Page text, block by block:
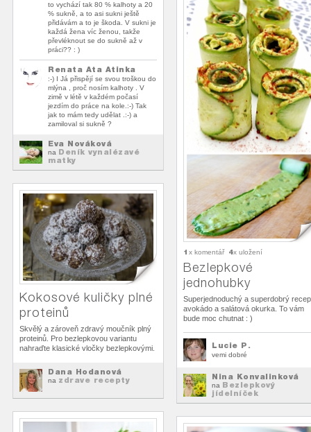
to vychází tak 80 % kalhoty a 20
% sukně, a to asi sukni ještě
přidávám a to je škoda. V sukni je
každá žena víc ženou, takže
převléknout se do sukně až v
práci?? : )
Renata Ata Atinka
:-) I Já přispějí se svou troškou do
mlýna , proč nosím kalhoty . V
zimě v létě v každém počasí
jezdím do práce na kole.:-) Tak
jak to mám tedy udělat .:-) a
zamiloval si sukně ?
Eva Nováková
na Deník vynalézavé
matky
1 x komentář 4x uložení
Bezlepkové
jednohubky
Superjednoduchý a superdobrý
avokádo a salátová okurka. To vám
bude moc chutnat : )
Lucie P.
vemi dobré
Nina Konvalinková
na Bezlepkový
jídelníček
Kokosové kuličky plné
proteinů
Skvělý a zároveň zdravý moučník plný
proteinů. Pro bezlepkovou variantu
nahraďte klasické vločky bezlepkovými.
Dana Hodanová
na zdrave recepty